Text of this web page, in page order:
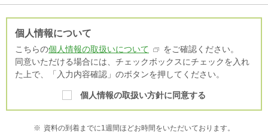
個人情報について
こちらの個人情報の取扱いについて
をご確認ください。
同意いただける場合には、チェックボックスにチェックを入れ
た上で、「入力内容確認」のボタンを押してください。
個人情報の取扱い方針に同意する
※ 資料の到着までに1週間ほどお時間をいただいております。